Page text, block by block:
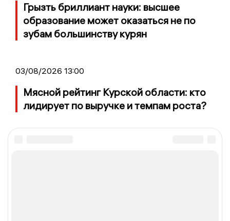
Грызть бриллиант науки: высшее
образование может оказаться не по
зубам большинству курян
03/08/2026 13:00
Мясной рейтинг Курской области: кто
лидирует по выручке и темпам роста?